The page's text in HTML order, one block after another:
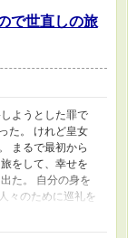
で世直しの旅
ようとした罪で
た。 けれど皇女
まるで最初から
をして、幸せを
た。 自分の身を
々のために巡礼を
で出会ったのは
けてやったら妙